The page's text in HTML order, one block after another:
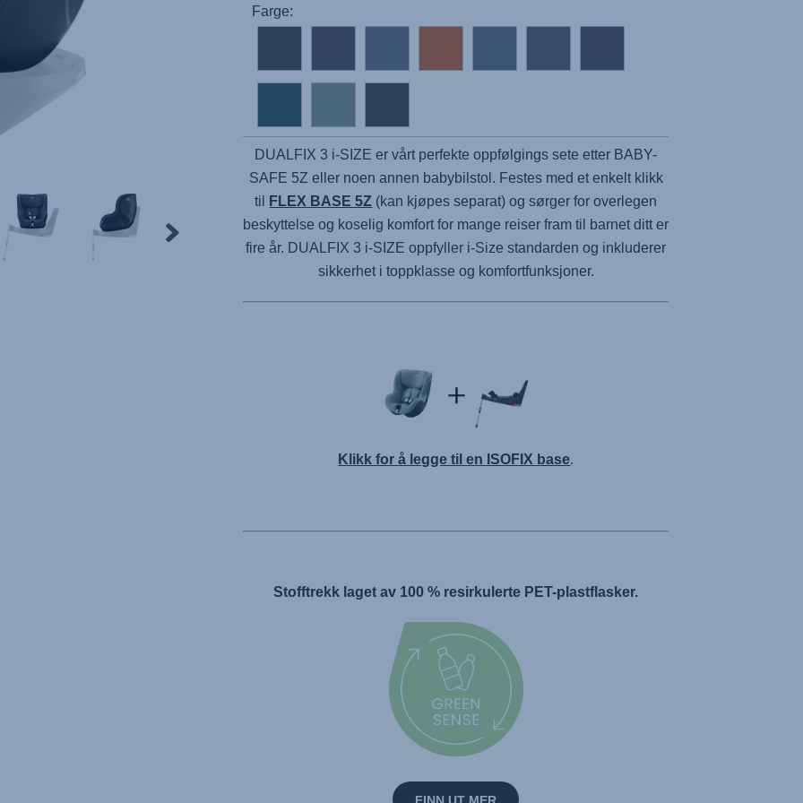
Farge:
DUALFIX 3 i-SIZE er vårt perfekte oppfølgings sete etter BABY-
SAFE 5Z eller noen annen babybilstol. Festes med et enkelt klikk
til
FLEX BASE 5Z (kan kjøpes separat) og sørger for overlegen
beskyttelse og koselig komfort for mange reiser fram til barnet ditt er
fire år. DUALFIX 3 i-SIZE oppfyller i-Size standarden og inkluderer
sikkerhet i toppklasse og komfortfunksjoner.
Klikk for å legge til en ISOFIX base.
Stofftrekk laget av 100 % resirkulerte PET-plastflasker.